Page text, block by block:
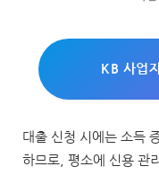
KB 사업
대출 신청 시에는 소득
하므로, 평소에 신용 관